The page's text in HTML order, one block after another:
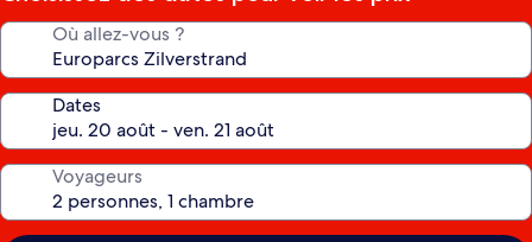
Où allez-vous ?
Dates
Voyageurs